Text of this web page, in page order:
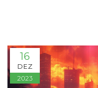
16
DEZ
2023